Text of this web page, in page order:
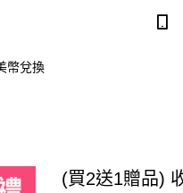
幣兌換
(買2送1贈品)